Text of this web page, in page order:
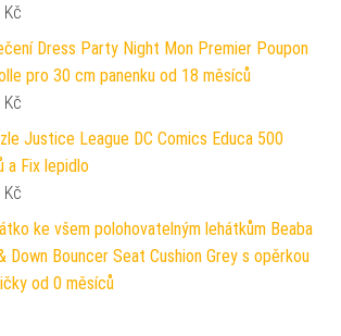
Kč
Dress Party Night Mon Premier Poupon
pro 30 cm panenku od 18 měsíců
Kč
Justice League DC Comics Educa 500
a Fix lepidlo
Kč
ke všem polohovatelným lehátkům Beaba
Down Bouncer Seat Cushion Grey s opěrkou
od 0 měsíců